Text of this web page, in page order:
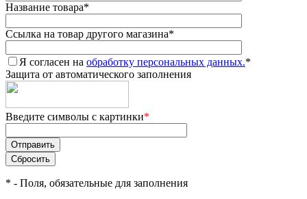
Название товара*
Ссылка на товар другого магазина*
Я согласен на обработку персональных данных.*
Защита от автоматического заполнения
Введите символы с картинки*
* - Поля, обязательные для заполнения